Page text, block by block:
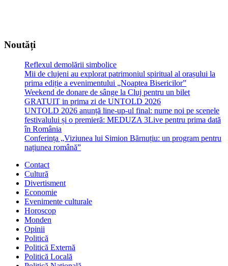
Noutăți
Reflexul demolării simbolice
Mii de clujeni au explorat patrimoniul spiritual al orașului la
prima ediție a evenimentului „Noaptea Bisericilor”
Weekend de donare de sânge la Cluj pentru un bilet
GRATUIT in prima zi de UNTOLD 2026
UNTOLD 2026 anunță line-up-ul final: nume noi pe scenele
festivalului și o premieră: MEDUZA 3Live pentru prima dată
în România
Conferința „Viziunea lui Simion Bărnuțiu: un program pentru
națiunea română”
Contact
Cultură
Divertisment
Economie
Evenimente culturale
Horoscop
Monden
Opinii
Politică
Politică Externă
Politică Locală